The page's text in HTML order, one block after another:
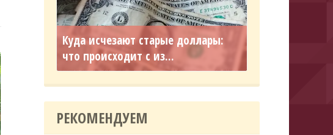
Куда исчезают старые доллары:
что происходит с из...
РЕКОМЕНДУЕМ